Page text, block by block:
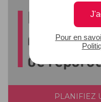
Pour en
PLANIFIEZ